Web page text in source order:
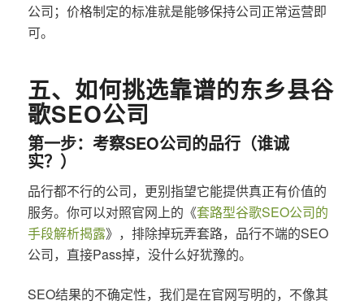
公司；价格制定的标准就是能够保持公司正常运营即
可。
五、如何挑选靠谱的东乡县谷
歌SEO公司
第一步：考察SEO公司的品行（谁诚
实？）
品行都不行的公司，更别指望它能提供真正有价值的
服务。你可以对照官网上的《套路型谷歌SEO公司的
手段解析揭露》，排除掉玩弄套路，品行不端的SEO
公司，直接Pass掉，没什么好犹豫的。
SEO结果的不确定性，我们是在官网写明的，不像其